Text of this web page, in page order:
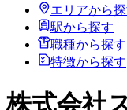
エリアから
駅から探す
職種から探す
特徴から探す
株式会社